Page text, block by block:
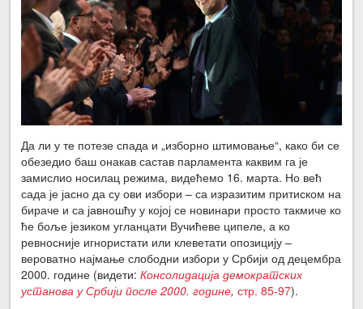
Да ли у те потезе спада и „изборно штимовање“, како би се
обезедио баш онакав састав парламента каквим га је
замислио носилац режима, видећемо 16. марта. Но већ
сада је јасно да су ови избори – са изразитим притиском на
бираче и са јавношћу у којој се новинари просто такмиче ко
ће боље језиком угланцати Вучићеве ципеле, а ко
ревносније игнористати или клеветати опозицију –
вероватно најмање слободни избори у Србији од децембра
2000. године (видети:Консолидација демократских
установа у Србији после 2000. године, стр. 85-97).